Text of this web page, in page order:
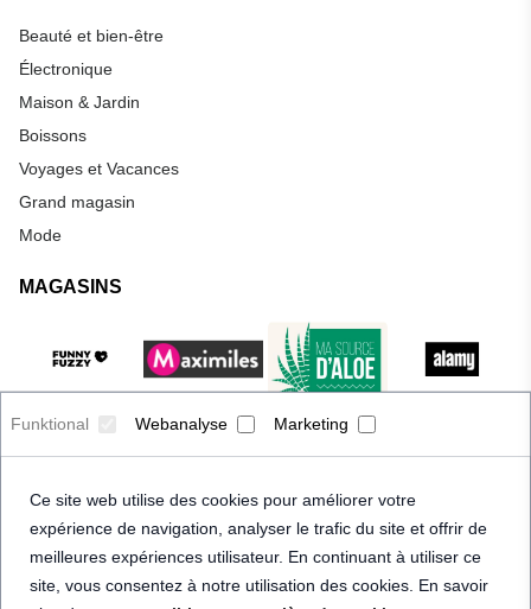
Funktional Webanalyse Marketing
Ce site web utilise des cookies pour améliorer votre
expérience de navigation, analyser le trafic du site et offrir de
meilleures expériences utilisateur. En continuant à utiliser ce
site, vous consentez à notre utilisation des cookies. En savoir
Beauté et bien-être
Électronique
Maison & Jardin
Boissons
Voyages et Vacances
Grand magasin
Mode
MAGASINS